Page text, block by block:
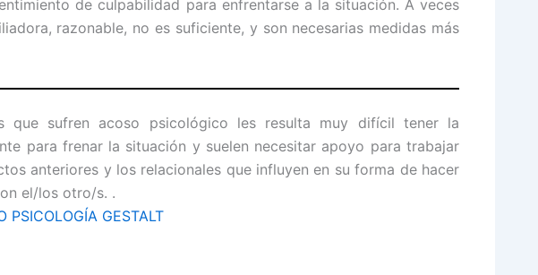
de culpabilidad para enfrentarse a la situación. A veces
razonable, no es suficiente, y son necesarias medidas más
que sufren acoso psicológico les resulta muy difícil tener la
para frenar la situación y suelen necesitar apoyo para trabajar
anteriores y los relacionales que influyen en su forma de hacer
el/los otro/s. .
PSICOLOGÍA GESTALT